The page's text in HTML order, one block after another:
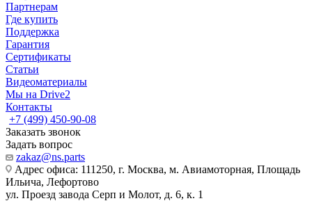
Партнерам
Где купить
Поддержка
Гарантия
Сертификаты
Статьи
Видеоматериалы
Мы на Drive2
Контакты
+7 (499) 450-90-08
Заказать звонок
Задать вопрос
zakaz@ns.parts
Адрес офиса: 111250, г. Москва, м. Авиамоторная, Площадь
Ильича, Лефортово
ул. Проезд завода Серп и Молот, д. 6, к. 1